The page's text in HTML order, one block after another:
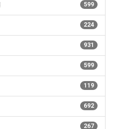
599
224
931
599
119
692
267